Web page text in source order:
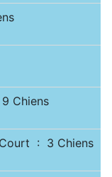
Chiens
Court : 3 Chiens